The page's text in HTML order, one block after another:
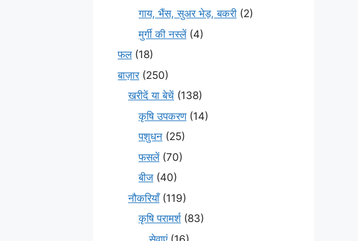
गाय, भैंस, सुअर भेड़, बकरी (2)
मुर्गी की नस्लें(4)
फल(18)
बाज़ार(250)
खरीदें या बेचें (138)
कृषि उपकरण(14)
पशुधन (25)
फसलें(70)
बीज (40)
नौकरियाँ(119)
कृषि परामर्श(83)